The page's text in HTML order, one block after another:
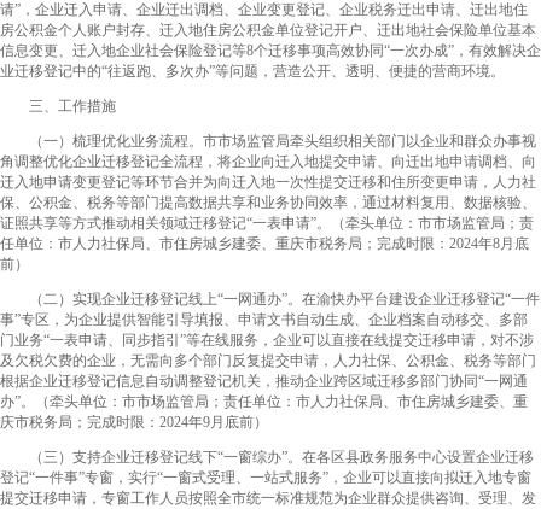
请”，企业迁入申请、企业迁出调档、企业变更登记、企业税务迁出申请、迁出地住
房公积金个人账户封存、迁入地住房公积金单位登记开户、迁出地社会保险单位基本
信息变更、迁入地企业社会保险登记等8个迁移事项高效协同“一次办成”，有效解决企
业迁移登记中的“往返跑、多次办”等问题，营造公开、透明、便捷的营商环境。
三、工作措施
（一）梳理优化业务流程。 市市场监管局牵头组织相关部门以企业和群众办事视
角调整优化企业迁移登记全流程，将企业向迁入地提交申请、向迁出地申请调档、向
迁入地申请变更登记等环节合并为向迁入地一次性提交迁移和住所变更申请，人力社
保、公积金、税务等部门提高数据共享和业务协同效率，通过材料复用、数据核验、
证照共享等方式推动相关领域迁移登记“一表申请”。
（牵头单位：市市场监管局；责
任单位：市人力社保局、市住房城乡建委、重庆市税务局；完成时限： 2024年8月底
前）
（二）实现企业迁移登记线上“一网通办”。 在渝快办平台建设企业迁移登记“一件
事”专区，为企业提供智能引导填报、申请文书自动生成、企业档案自动移交、多部
门业务“一表申请、同步指引”等在线服务，企业可以直接在线提交迁移申请，对不涉
及欠税欠费的企业，无需向多个部门反复提交申请，人力社保、公积金、税务等部门
根据企业迁移登记信息自动调整登记机关，推动企业跨区域迁移多部门协同“一网通
办”。
（牵头单位：市市场监管局；责任单位：市人力社保局、市住房城乡建委、重
庆市税务局；完成时限： 2024年9月底前）
（三）支持企业迁移登记线下“一窗综办”。 在各区县政务服务中心设置企业迁移
登记“一件事”专窗，实行“一窗式受理、一站式服务”，企业可以直接向拟迁入地专窗
提交迁移申请，专窗工作人员按照全市统一标准规范为企业群众提供咨询、受理、发